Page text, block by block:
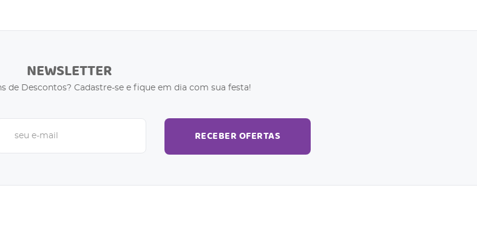
NEWSLETTER
de Descontos? Cadastre-se e fique em dia com sua festa!
RECEBER OFERTAS